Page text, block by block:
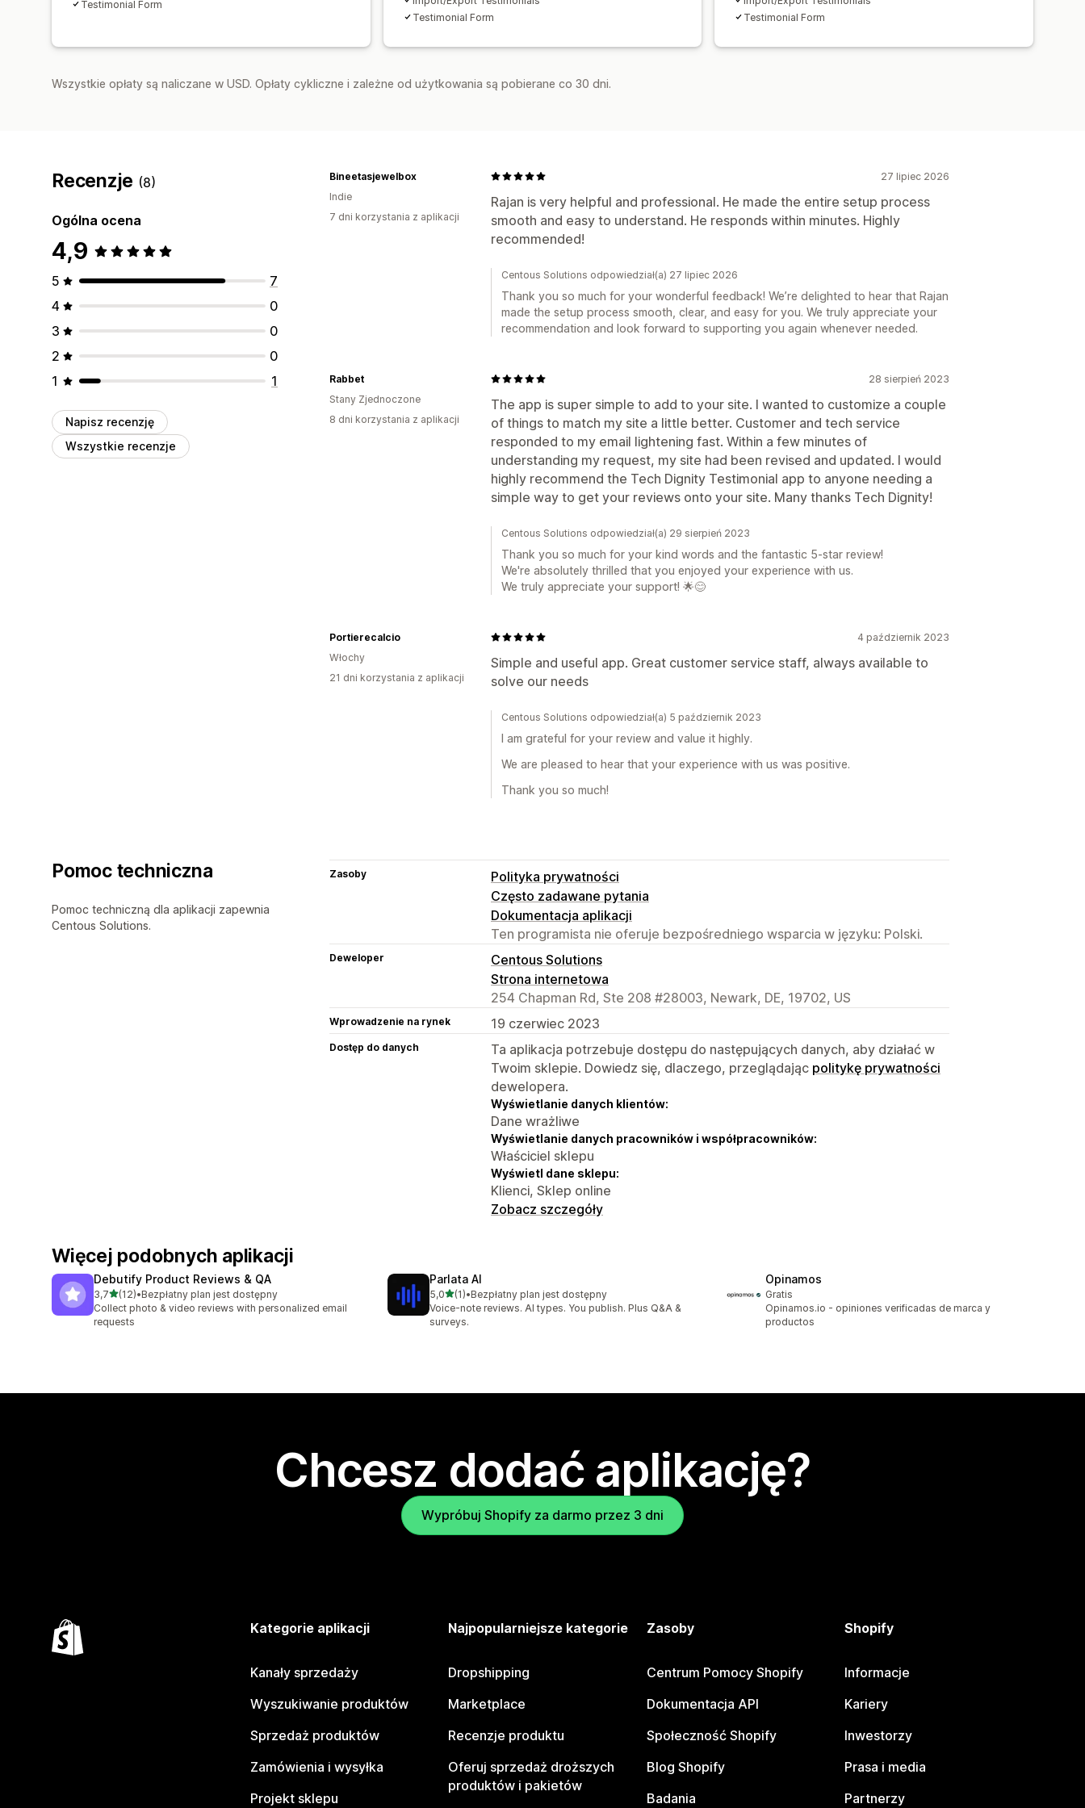
Testimonial Form
Testimonial Form
Testimonial Form
Wszystkie opłaty są naliczane w USD. Opłaty cykliczne i zależne od użytkowania są pobierane co 30 dni.
Recenzje (8)
Ogólna ocena
4,9
5
7
4
0
3
0
2
0
1
1
Napisz recenzję
Wszystkie recenzje
27 lipiec 2026
Rajan is very helpful and professional. He made the entire setup process
smooth and easy to understand. He responds within minutes. Highly
recommended!
Bineetasjewelbox
Indie
7 dni korzystania z aplikacji
Centous Solutions odpowiedział(a) 27 lipiec 2026
Thank you so much for your wonderful feedback! We’re delighted to hear that Rajan
made the setup process smooth, clear, and easy for you. We truly appreciate your
recommendation and look forward to supporting you again whenever needed.
28 sierpień 2023
The app is super simple to add to your site. I wanted to customize a couple
of things to match my site a little better. Customer and tech service
responded to my email lightening fast. Within a few minutes of
understanding my request, my site had been revised and updated. I would
highly recommend the Tech Dignity Testimonial app to anyone needing a
simple way to get your reviews onto your site. Many thanks Tech Dignity!
Rabbet
Stany Zjednoczone
8 dni korzystania z aplikacji
Centous Solutions odpowiedział(a) 29 sierpień 2023
Thank you so much for your kind words and the fantastic 5-star review!
We're absolutely thrilled that you enjoyed your experience with us.
We truly appreciate your support! 🌟😊
4 październik 2023
Simple and useful app. Great customer service staff, always available to
solve our needs
Portierecalcio
Włochy
21 dni korzystania z aplikacji
Centous Solutions odpowiedział(a) 5 październik 2023
I am grateful for your review and value it highly.
We are pleased to hear that your experience with us was positive.
Thank you so much!
Pomoc techniczna
Pomoc techniczną dla aplikacji zapewnia
Centous Solutions.
Zasoby
Polityka prywatności
Często zadawane pytania
Dokumentacja aplikacji
Ten programista nie oferuje bezpośredniego wsparcia w języku: Polski.
Deweloper
Centous Solutions
Strona internetowa
254 Chapman Rd, Ste 208 #28003, Newark, DE, 19702, US
Wprowadzenie na rynek 19 czerwiec 2023
Dostęp do danych
Ta aplikacja potrzebuje dostępu do następujących danych, aby działać w
Twoim sklepie. Dowiedz się, dlaczego, przeglądając politykę prywatności
dewelopera.
Wyświetlanie danych klientów:
Dane wrażliwe
Wyświetlanie danych pracowników i współpracowników:
Właściciel sklepu
Wyświetl dane sklepu:
Klienci, Sklep online
Zobacz szczegóły
Więcej podobnych aplikacji
Debutify Product Reviews & QA
3,7na 5 gwiazdek
(12)
Łączna liczba recenzji: 12
•Bezpłatny plan jest dostępny
Collect photo & video reviews with personalized email
requests
Parlata AI
5,0na 5 gwiazdek
(1)
Łączna liczba recenzji: 1
•Bezpłatny plan jest dostępny
Voice-note reviews. AI types. You publish. Plus Q&A &
surveys.
Opinamos
Gratis
Opinamos.io - opiniones verificadas de marca y
productos
Chcesz dodać aplikację?
Wypróbuj Shopify za darmo przez 3 dni
Kategorie aplikacji
Kanały sprzedaży
Wyszukiwanie produktów
Sprzedaż produktów
Zamówienia i wysyłka
Projekt sklepu
Najpopularniejsze kategorie
Dropshipping
Marketplace
Recenzje produktu
Oferuj sprzedaż droższych
produktów i pakietów
Zasoby
Centrum Pomocy Shopify
Dokumentacja API
Społeczność Shopify
Blog Shopify
Badania
Shopify
Informacje
Kariery
Inwestorzy
Prasa i media
Partnerzy